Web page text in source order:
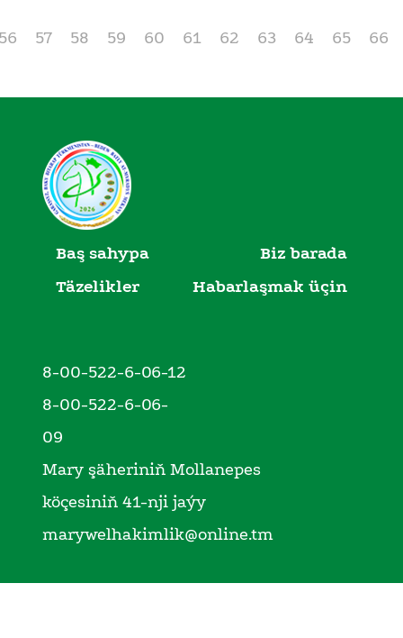
57 58 59 60 61 62 63 64 65 66
Baş sahypa
Biz barada
Täzelikler
Habarlaşmak üçin
8-00-522-6-06-12
8-00-522-6-06-
09
Mary şäheriniň Mollanepes
köçesiniň 41-nji jaýy
marywelhakimlik@online.tm